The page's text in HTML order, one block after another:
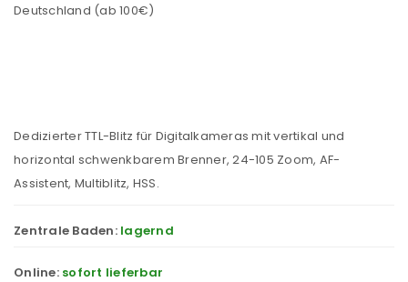
Deutschland (ab 100€)
Dedizierter TTL-Blitz für Digitalkameras mit vertikal und
horizontal schwenkbarem Brenner, 24-105 Zoom, AF-
Assistent, Multiblitz, HSS.
Zentrale Baden: lagernd
Online: sofort lieferbar